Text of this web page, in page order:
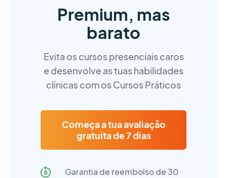
Premium, mas
barato
Evita os cursos presenciais caros
e desenvolve as tuas habilidades
clínicas com os Cursos Práticos
Começa a tua avaliação
gratuita de 7 dias
Garantia de reembolso de 30